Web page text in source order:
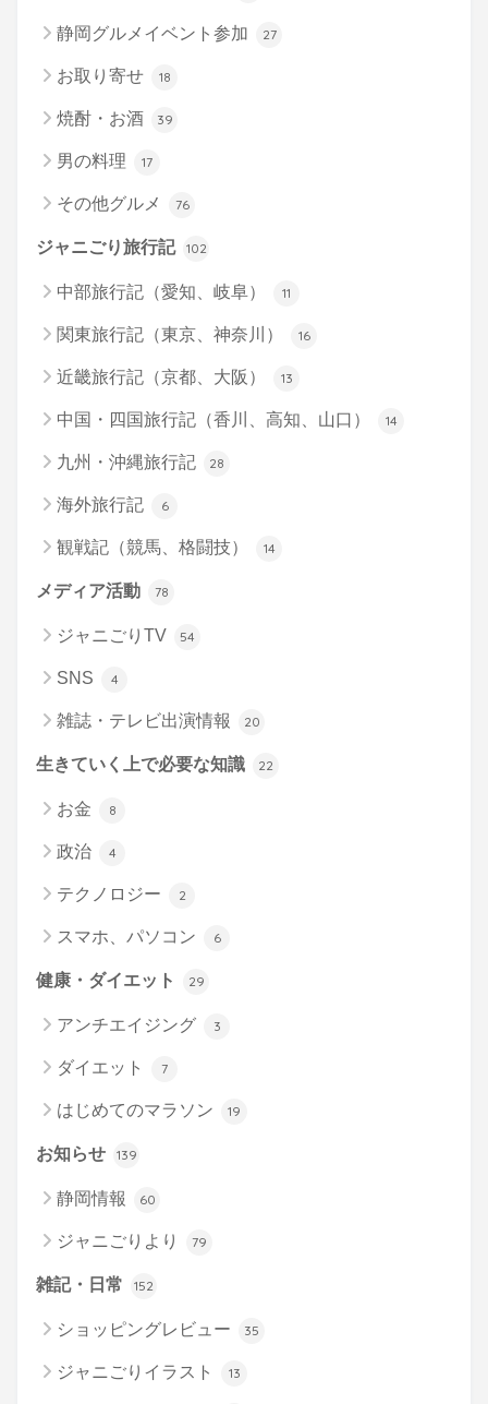
静岡グルメイベント参加 27
お取り寄せ 18
焼酎・お酒 39
男の料理 17
その他グルメ 76
ジャニごり旅行記 102
中部旅行記（愛知、岐阜） 11
関東旅行記（東京、神奈川） 16
近畿旅行記（京都、大阪） 13
中国・四国旅行記（香川、高知、山口） 14
九州・沖縄旅行記 28
海外旅行記 6
観戦記（競馬、格闘技） 14
メディア活動 78
ジャニごりTV 54
SNS 4
雑誌・テレビ出演情報 20
生きていく上で必要な知識 22
お金 8
政治 4
テクノロジー 2
スマホ、パソコン 6
健康・ダイエット 29
アンチエイジング 3
ダイエット 7
はじめてのマラソン 19
お知らせ 139
静岡情報 60
ジャニごりより 79
雑記・日常 152
ショッピングレビュー 35
ジャニごりイラスト 13